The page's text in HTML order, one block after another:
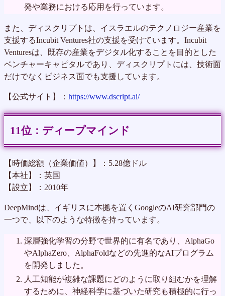
発や業務における応用を行っています。
また、ディスクリプトは、イスラエルのテクノロジー産業を
支援するIncubit Ventures社の支援を受けています。Incubit
Venturesは、既存の産業をデジタル化することを目的とした
ベンチャーキャピタルであり、ディスクリプトには、技術面
だけでなくビジネス面でも支援しています。
【公式サイト】： https://www.dscript.ai/
ディープマインド
【時価総額（企業価値）】：5.28億ドル
【本社】：英国
【設立】：2010年
DeepMindは、イギリスに本拠を置くGoogleのAI研究部門の
一つで、以下のような特徴を持っています。
深層強化学習の分野で世界的に有名であり、AlphaGo
やAlphaZero、AlphaFoldなどの先進的なAIプログラム
を開発しました。
人工知能が複雑な課題にどのように取り組むかを理解
するために、神経科学に基づいた研究も積極的に行っ